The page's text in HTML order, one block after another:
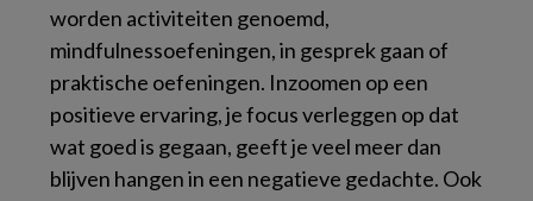
worden activiteiten genoemd,
mindfulnessoefeningen, in gesprek gaan of
praktische oefeningen. Inzoomen op een
positieve ervaring, je focus verleggen op dat
wat goed is gegaan, geeft je veel meer dan
blijven hangen in een negatieve gedachte. Ook